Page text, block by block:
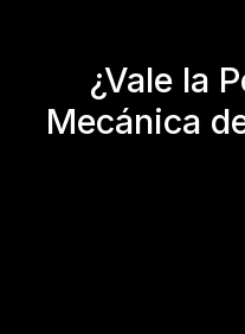
¿Vale la
Mecánica